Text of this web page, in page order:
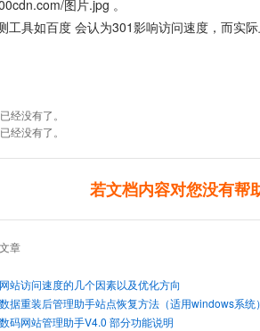
图片.jpg 。
工具如百度 会认为301影响访问速度，而实
经没有了。
经没有了。
若文档内容对您没有帮
章
站访问速度的几个因素以及优化方向
据重装后管理助手站点恢复方法（适用windows系统
码网站管理助手V4.0 部分功能说明